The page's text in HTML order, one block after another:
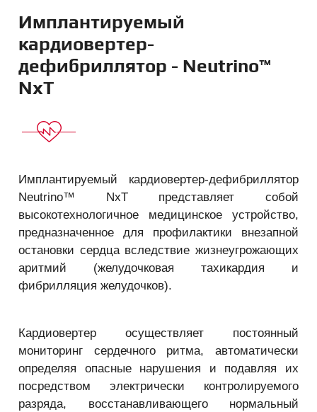
Имплантируемый
кардиовертер-
дефибриллятор - Neutrino™
NxT
Имплантируемый кардиовертер-дефибриллятор
Neutrino™ NxT представляет собой
высокотехнологичное медицинское устройство,
предназначенное для профилактики внезапной
остановки сердца вследствие жизнеугрожающих
аритмий (желудочковая тахикардия и
фибрилляция желудочков).
Кардиовертер осуществляет постоянный
мониторинг сердечного ритма, автоматически
определяя опасные нарушения и подавляя их
посредством электрически контролируемого
разряда, восстанавливающего нормальный